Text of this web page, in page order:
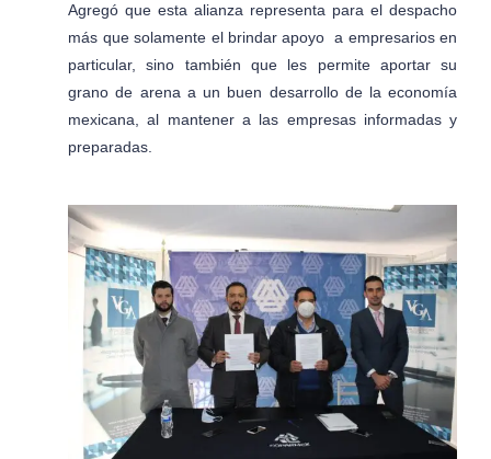
Agregó que esta alianza representa para el despacho
más que solamente el brindar apoyo a empresarios en
particular, sino también que les permite aportar su
grano de arena a un buen desarrollo de la economía
mexicana, al mantener a las empresas informadas y
preparadas.